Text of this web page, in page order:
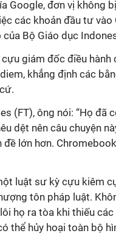
Google, đơn vị không
các khoản đầu tư
Bộ Giáo dục
giám đốc điều
khẳng định các
(FT), ông nói: “Họ đã
dệt nên câu chuyện
lớn hơn.
luật sư kỳ cựu kiêm
tôn pháp luật.
họ ra tòa khi thiếu
thể hủy hoại toàn bộ